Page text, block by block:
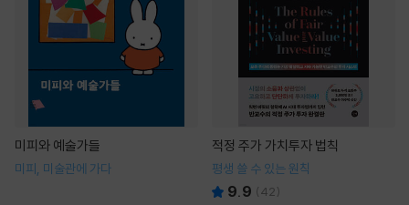
미피와 예술가들
미피, 미술관에 가다
적정 주가 가치투자 법칙
평생 쓸 수 있는 원칙
9.9 (42)